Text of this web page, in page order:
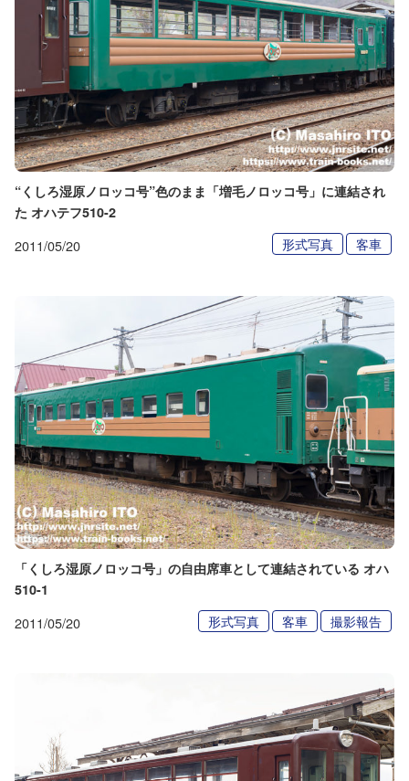
“くしろ湿原ノロッコ号”色のまま「増毛ノロッコ号」に連結され
た オハテフ510-2
2011/05/20 形式写真 客車
「くしろ湿原ノロッコ号」の自由席車として連結されている オハ
510-1
2011/05/20 形式写真 客車 撮影報告